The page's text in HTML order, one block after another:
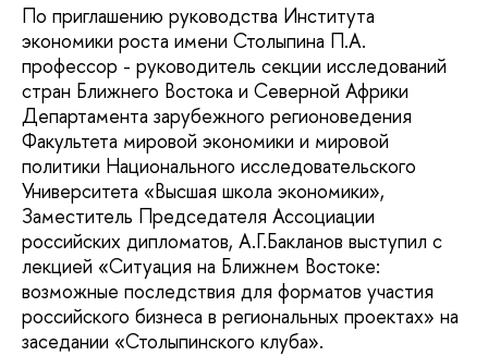
По приглашению руководства Института
экономики роста имени Столыпина П.А.
профессор - руководитель секции исследований
стран Ближнего Востока и Северной Африки
Департамента зарубежного регионоведения
Факультета мировой экономики и мировой
политики Национального исследовательского
Университета «Высшая школа экономики»,
Заместитель Председателя Ассоциации
российских дипломатов, А.Г.Бакланов выступил с
лекцией «Ситуация на Ближнем Востоке:
возможные последствия для форматов участия
российского бизнеса в региональных проектах» на
заседании «Столыпинского клуба».